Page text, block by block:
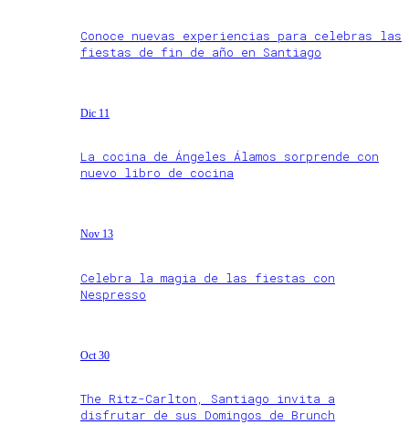
Conoce nuevas experiencias para celebras las
fiestas de fin de año en Santiago
Dic 11
La cocina de Ángeles Álamos sorprende con
nuevo libro de cocina
Nov 13
Celebra la magia de las fiestas con
Nespresso
Oct 30
The Ritz-Carlton, Santiago invita a
disfrutar de sus Domingos de Brunch